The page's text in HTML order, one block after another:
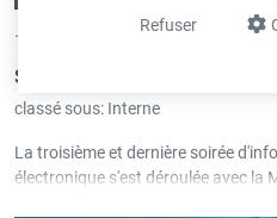
Refuser
19/11/2025 •
Soirées d’information Peppol
classé sous: Interne
La troisième et dernière soirée
électronique s'est déroulée avec la